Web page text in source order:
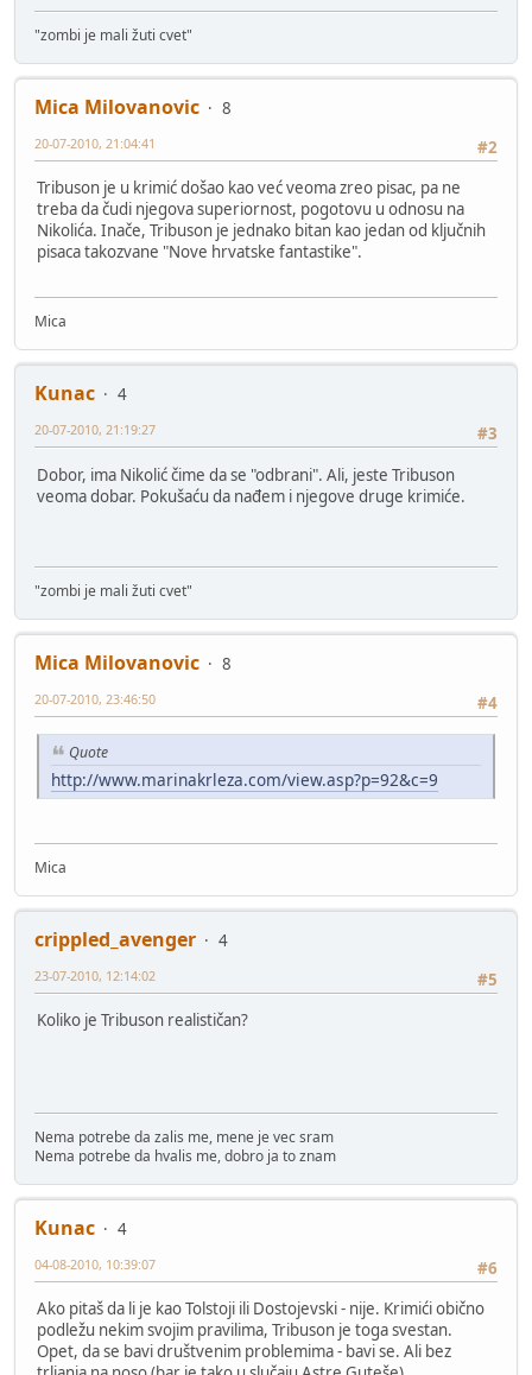
"zombi je mali žuti cvet"
Mica Milovanovic
8
#2
20-07-2010, 21:04:41
Tribuson je u krimić došao kao već veoma zreo pisac, pa ne
treba da čudi njegova superiornost, pogotovu u odnosu na
Nikolića. Inače, Tribuson je jednako bitan kao jedan od ključnih
pisaca takozvane "Nove hrvatske fantastike".
Mica
Kunac
4
#3
20-07-2010, 21:19:27
Dobor, ima Nikolić čime da se "odbrani". Ali, jeste Tribuson
veoma dobar. Pokušaću da nađem i njegove druge krimiće.
"zombi je mali žuti cvet"
Mica Milovanovic
8
#4
20-07-2010, 23:46:50
Quote
http://www.marinakrleza.com/view.asp?p=92&c=9
Mica
crippled_avenger
4
#5
23-07-2010, 12:14:02
Koliko je Tribuson realističan?
Nema potrebe da zalis me, mene je vec sram
Nema potrebe da hvalis me, dobro ja to znam
Kunac
4
#6
04-08-2010, 10:39:07
Ako pitaš da li je kao Tolstoji ili Dostojevski - nije. Krimići obično
podležu nekim svojim pravilima, Tribuson je toga svestan.
Opet, da se bavi društvenim problemima - bavi se. Ali bez